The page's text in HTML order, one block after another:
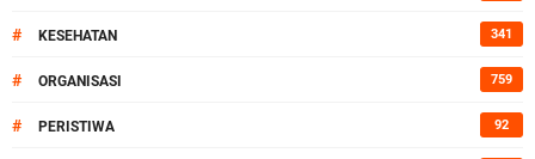
# KESEHATAN 341
# ORGANISASI 759
# PERISTIWA 92